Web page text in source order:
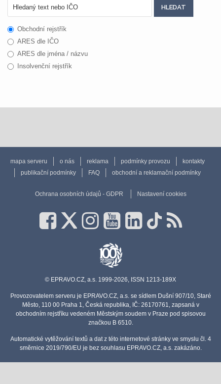
Obchodní rejstřík
ARES dle IČO
ARES dle jména / názvu
Insolvenční rejstřík
mapa serveru o nás reklama podmínky provozu
kontakty
publikační podmínky
FAQ obchodní a reklamační podmínky
Ochrana osobních údajů - GDPR Nastavení cookies
© EPRAVO.CZ, a.s. 1999-2026, ISSN 1213-189X
Provozovatelem serveru je EPRAVO.CZ, a.s. se sídlem Dušní 907/10, Staré
Město, 110 00 Praha 1, Česká republika, IČ: 26170761, zapsaná v
obchodním rejstříku vedeném Městským soudem v Praze pod spisovou
značkou B 6510.
Automatické vytěžování textů a dat z této internetové stránky ve smyslu čl. 4
směrnice 2019/790/EU je bez souhlasu EPRAVO.CZ, a.s. zakázáno.